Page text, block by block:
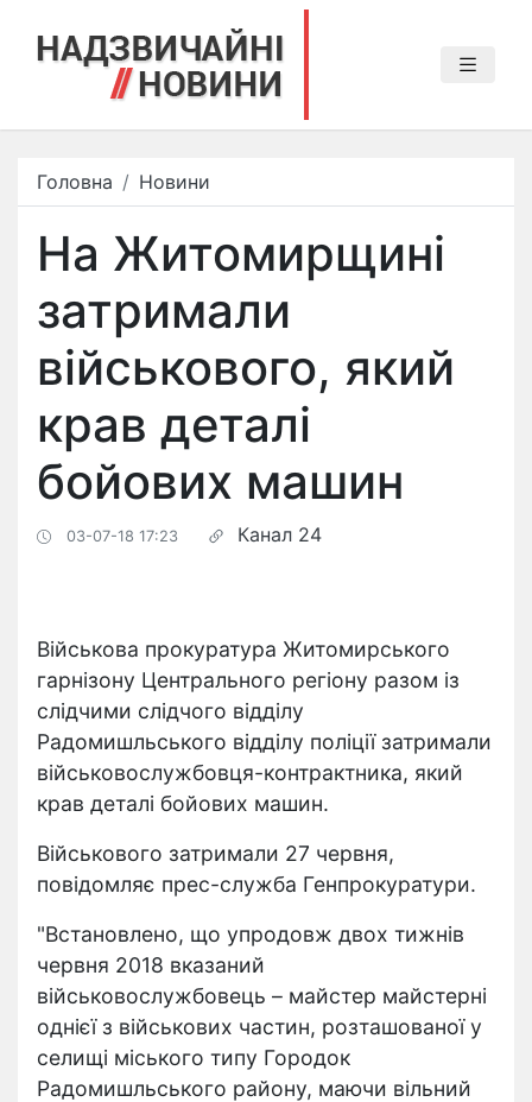
Головна Новини
На Житомирщині
затримали
військового, який
крав деталі
бойових машин
03-07-18 17:23 Канал 24
Військова прокуратура Житомирського
гарнізону Центрального регіону разом із
слідчими слідчого відділу
Радомишльського відділу поліції затримали
військовослужбовця-контрактника, який
крав деталі бойових машин.
Військового затримали 27 червня,
повідомляє прес-служба Генпрокуратури.
"Встановлено, що упродовж двох тижнів
червня 2018 вказаний
військовослужбовець – майстер майстерні
однієї з військових частин, розташованої у
селищі міського типу Городок
Радомишльського району, маючи вільний